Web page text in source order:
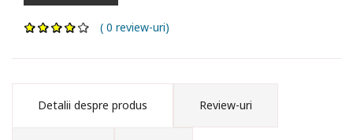
( 0 review-uri)
Detalii despre produs Review-uri